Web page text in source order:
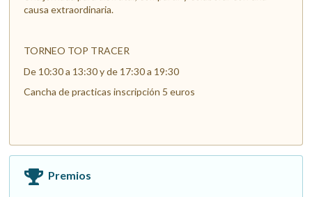
causa extraordinaria.
TORNEO TOP TRACER
De 10:30 a 13:30 y de 17:30 a 19:30
Cancha de practicas inscripción 5 euros
Premios